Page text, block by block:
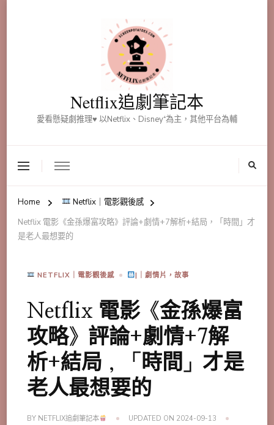
Netflix追劇筆記本
愛看懸疑劇推理♥ 以Netflix、Disney⁺為主，其他平台為輔
Home
Netflix｜電影觀後感
Netflix 電影《金孫爆富攻略》評論+劇情+7解析+結局，「時間」才
是老人最想要的
NETFLIX｜電影觀後感 |｜劇情片，故事
Netflix 電影《金孫爆富
攻略》評論+劇情+7解
析+結局，「時間」才是
老人最想要的
BY NETFLIX追劇筆記本 UPDATED ON 2024-09-13